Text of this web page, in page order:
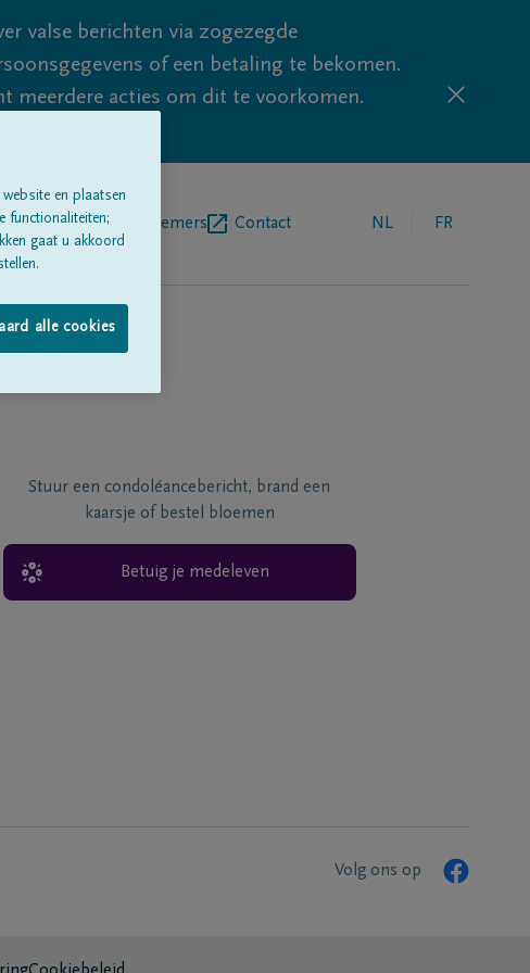
valse berichten via zogezegde
of een betaling te bekomen.
meerdere acties om dit te voorkomen.
onsBegrafenisondernemers Contact NL FR
Stuur een condoléancebericht, brand een
kaarsje of bestel bloemen
Betuig je medeleven
Volg ons op
en plaatsen
functionaliteiten;
gaat u akkoord
alle cookies